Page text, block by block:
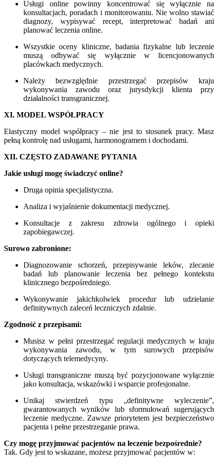
Usługi online powinny koncentrować się wyłącznie na
konsultacjach, poradach i monitorowaniu. Nie wolno stawiać
diagnozy, wypisywać recept, interpretować badań ani
planować leczenia online.
Wszystkie oceny kliniczne, badania fizykalne lub leczenie
muszą odbywać się wyłącznie w licencjonowanych
placówkach medycznych.
Należy bezwzględnie przestrzegać przepisów kraju
wykonywania zawodu oraz jurysdykcji klienta przy
działalności transgranicznej.
XI. MODEL WSPÓŁPRACY
Elastyczny model współpracy – nie jest to stosunek pracy. Masz
pełną kontrolę nad usługami, harmonogramem i dochodami.
XII. CZĘSTO ZADAWANE PYTANIA
Jakie usługi mogę świadczyć online?
Druga opinia specjalistyczna.
Analiza i wyjaśnienie dokumentacji medycznej.
Konsultacje z zakresu zdrowia ogólnego i opieki
zapobiegawczej.
Surowo zabronione:
Diagnozowanie schorzeń, przepisywanie leków, zlecanie
badań lub planowanie leczenia bez pełnego kontekstu
klinicznego bezpośredniego.
Wykonywanie jakichkolwiek procedur lub udzielanie
definitywnych zaleceń leczniczych zdalnie.
Zgodność z przepisami:
Musisz w pełni przestrzegać regulacji medycznych w kraju
wykonywania zawodu, w tym surowych przepisów
dotyczących telemedycyny.
Usługi transgraniczne muszą być pozycjonowane wyłącznie
jako konsultacja, wskazówki i wsparcie profesjonalne.
Unikaj stwierdzeń typu „definitywne wyleczenie”,
gwarantowanych wyników lub sformułowań sugerujących
leczenie medyczne. Zawsze priorytetem jest bezpieczeństwo
pacjenta i pełne przestrzeganie prawa.
Czy mogę przyjmować pacjentów na leczenie bezpośrednie?
Tak. Gdy jest to wskazane, możesz przyjmować pacjentów w: